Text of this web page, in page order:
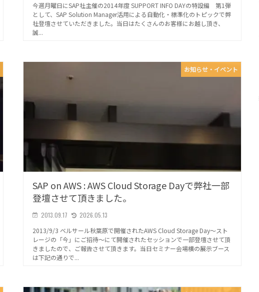
今週月曜日にSAP社主催の2014年度 SUPPORT INFO DAYの特設編 第1弾
として、SAP Solution Manager活用による自動化・標準化のトピックで弊
社登壇させていただきました。当日はたくさんのお客様にお越し頂き、
誠...
お知らせ・イベント
SAP on AWS : AWS Cloud Storage Dayで弊社一部
登壇させて頂きました。
2013.09.17
2026.05.13
2013/9/3 ベルサール秋葉原で開催されたAWS Cloud Storage Day～スト
レージの「今」にご招待～にて開催されたセッションで一部登壇させて頂
きましたので、ご報告させて頂きます。当日セミナー会場横の展示ブース
は下記の通りで...